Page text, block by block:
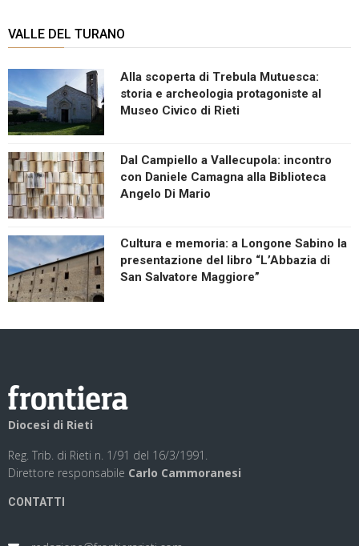
VALLE DEL TURANO
Alla scoperta di Trebula Mutuesca:
storia e archeologia protagoniste al
Museo Civico di Rieti
Dal Campiello a Vallecupola: incontro
con Daniele Camagna alla Biblioteca
Angelo Di Mario
Cultura e memoria: a Longone Sabino la
presentazione del libro “L’Abbazia di
San Salvatore Maggiore”
Diocesi di Rieti
Reg. Trib. di Rieti n. 1/91 del 16/3/1991.
Direttore responsabile Carlo Cammoranesi
CONTATTI